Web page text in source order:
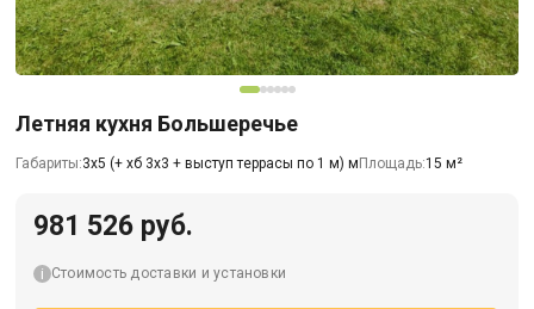
Летняя кухня Большеречье
Габариты:3х5 (+ хб 3х3 + выступ террасы по 1 м) м Площадь:15 м²
981 526 руб.
Стоимость доставки и установки